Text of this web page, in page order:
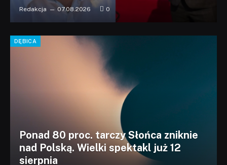
Redakcja 07.08.2026 0
DĘBICA
Ponad 80 proc. tarczy Słońca zniknie
nad Polską. Wielki spektakl już 12
sierpnia